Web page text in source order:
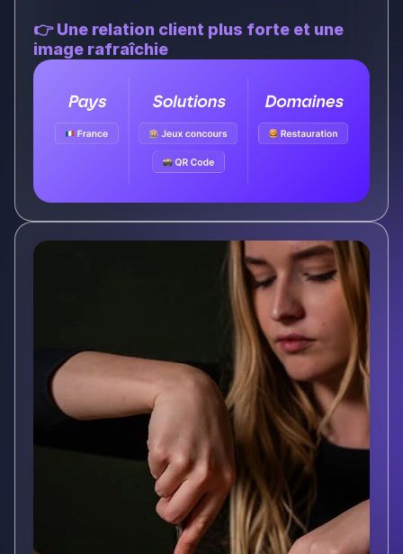
👉 Une relation client plus forte et une
image rafraîchie